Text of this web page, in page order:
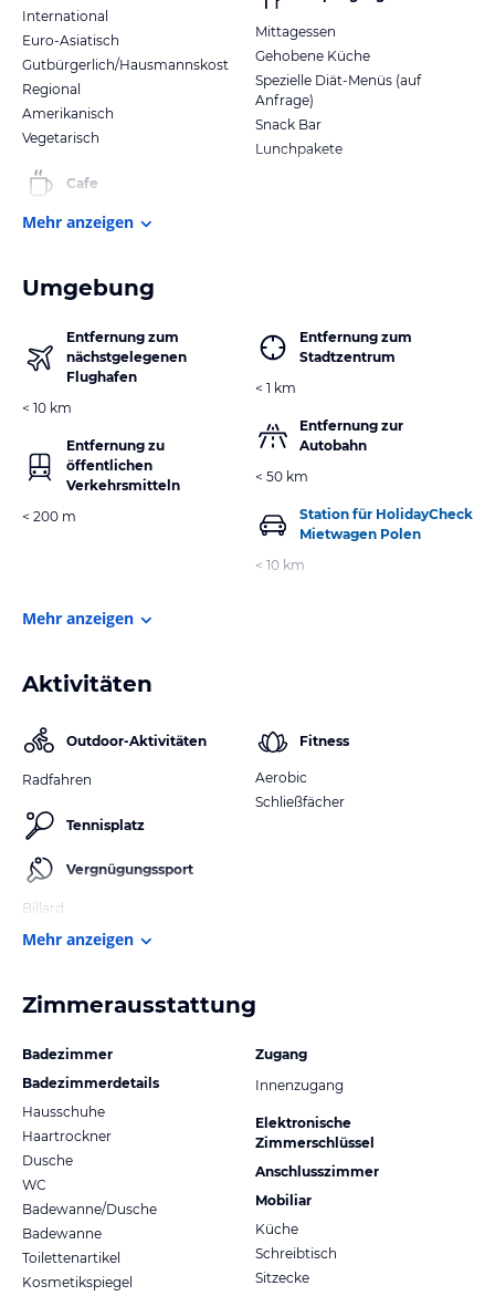
International
Euro-Asiatisch
Gutbürgerlich/Hausmannskost
Regional
Amerikanisch
Vegetarisch
Cafe
Mittagessen
Gehobene Küche
Spezielle Diät-Menüs (auf
Anfrage)
Snack Bar
Lunchpakete
Mehr anzeigen
Umgebung
Entfernung zum
nächstgelegenen
Flughafen
< 10 km
Entfernung zu
öffentlichen
Verkehrsmitteln
< 200 m
Entfernung zum
Stadtzentrum
< 1 km
Entfernung zur
Autobahn
< 50 km
Station für HolidayCheck
Mietwagen Polen
< 10 km
Mehr anzeigen
Aktivitäten
Outdoor-Aktivitäten
Radfahren
Tennisplatz
Vergnügungssport
Billard
Fitness
Aerobic
Schließfächer
Mehr anzeigen
Zimmerausstattung
Badezimmer
Badezimmerdetails
Hausschuhe
Haartrockner
Dusche
WC
Badewanne/Dusche
Badewanne
Toilettenartikel
Kosmetikspiegel
Zugang
Innenzugang
Elektronische
Zimmerschlüssel
Anschlusszimmer
Mobiliar
Küche
Schreibtisch
Sitzecke